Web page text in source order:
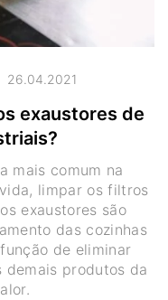
26.04.2021
exaustores de
mais comum na
limpar os filtros
exaustores são
das cozinhas
de eliminar
demais produtos da